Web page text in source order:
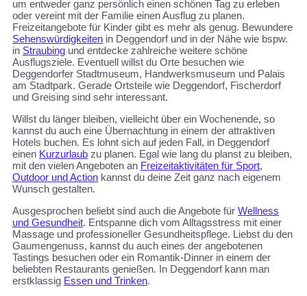
um entweder ganz persönlich einen schönen Tag zu erleben
oder vereint mit der Familie einen Ausflug zu planen.
Freizeitangebote für Kinder gibt es mehr als genug. Bewundere
Sehenswürdigkeiten in Deggendorf und in der Nähe wie bspw.
in Straubing und entdecke zahlreiche weitere schöne
Ausflugsziele. Eventuell willst du Orte besuchen wie
Deggendorfer Stadtmuseum, Handwerksmuseum und Palais
am Stadtpark. Gerade Ortsteile wie Deggendorf, Fischerdorf
und Greising sind sehr interessant.
Willst du länger bleiben, vielleicht über ein Wochenende, so
kannst du auch eine Übernachtung in einem der attraktiven
Hotels buchen. Es lohnt sich auf jeden Fall, in Deggendorf
einen Kurzurlaub zu planen. Egal wie lang du planst zu bleiben,
mit den vielen Angeboten an Freizeitaktivitäten für Sport,
Outdoor und Action kannst du deine Zeit ganz nach eigenem
Wunsch gestalten.
Ausgesprochen beliebt sind auch die Angebote für Wellness
und Gesundheit. Entspanne dich vom Alltagsstress mit einer
Massage und professioneller Gesundheitspflege. Liebst du den
Gaumengenuss, kannst du auch eines der angebotenen
Tastings besuchen oder ein Romantik-Dinner in einem der
beliebten Restaurants genießen. In Deggendorf kann man
erstklassig Essen und Trinken.